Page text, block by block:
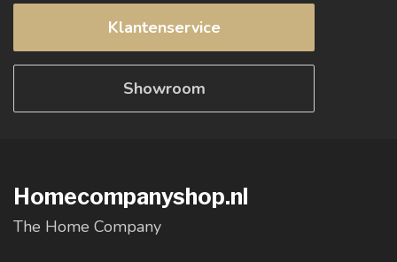
Klantenservice
Showroom
Homecompanyshop.nl
The Home Company